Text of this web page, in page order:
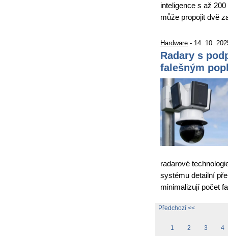
inteligence s až
může propojit dvě
Hardware - 14. 10.
Radary s
falešným
radarové
systému detailní
minimalizují počet
Předchozí <<
1 2 3
4